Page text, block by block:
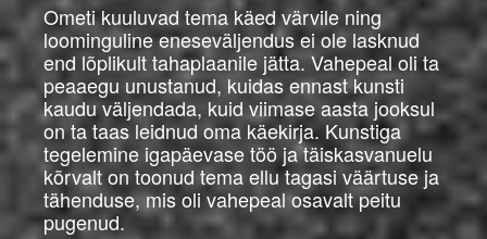
Ometi kuuluvad tema käed värvile ning
loominguline eneseväljendus ei ole lasknud
end lõplikult tahaplaanile jätta. Vahepeal oli ta
peaaegu unustanud, kuidas ennast kunsti
kaudu väljendada, kuid viimase aasta jooksul
on ta taas leidnud oma käekirja. Kunstiga
tegelemine igapäevase töö ja täiskasvanuelu
kõrvalt on toonud tema ellu tagasi väärtuse ja
tähenduse, mis oli vahepeal osavalt peitu
pugenud.